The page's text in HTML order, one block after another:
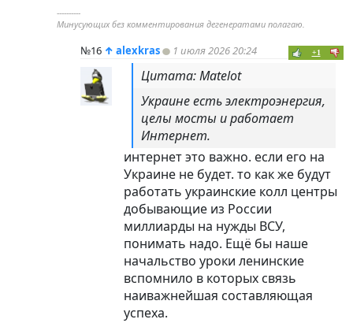
----------
Минусующих без комментирования дегенератами полагаю.
№16 ↑ alexkras 1 июля 2026 20:24 +1
Цитата: Matelot
Украине есть электроэнергия,
целы мосты и работает
Интернет.
интернет это важно. если его на
Украине не будет. то как же будут
работать украинские колл центры
добывающие из России
миллиарды на нужды ВСУ,
понимать надо. Ещё бы наше
начальство уроки ленинские
вспомнило в которых связь
наиважнейшая составляющая
успеха.